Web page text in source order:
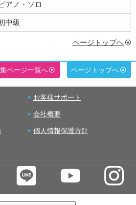
アノ・ソロ
中級
ページトップへ
ページ一覧へ ページトップへ
お客様サポート
会社概要
個人情報保護方針